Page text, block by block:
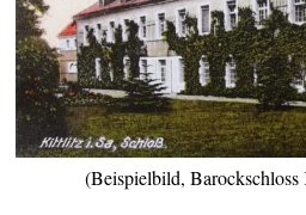
(Beispielbild,